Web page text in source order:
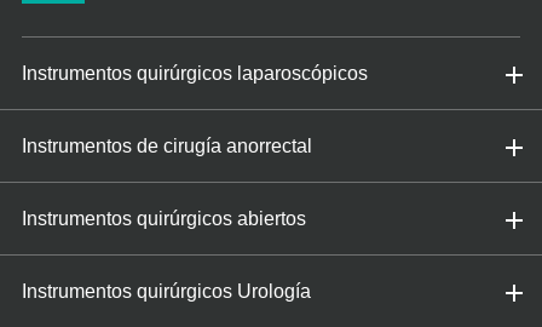
Instrumentos quirúrgicos laparoscópicos
Instrumentos de cirugía anorrectal
Instrumentos quirúrgicos abiertos
Instrumentos quirúrgicos Urología